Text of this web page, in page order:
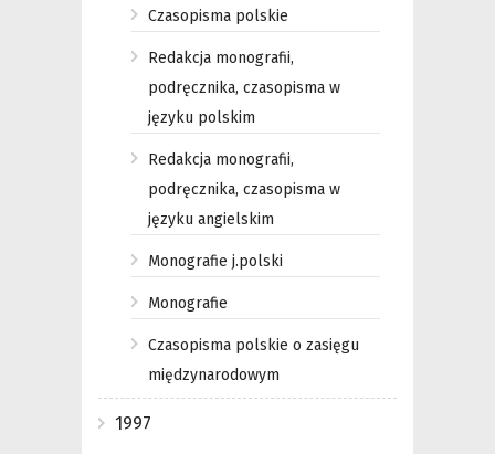
Czasopisma polskie
Redakcja monografii,
podręcznika, czasopisma w
języku polskim
Redakcja monografii,
podręcznika, czasopisma w
języku angielskim
Monografie j.polski
Monografie
Czasopisma polskie o zasięgu
międzynarodowym
1997